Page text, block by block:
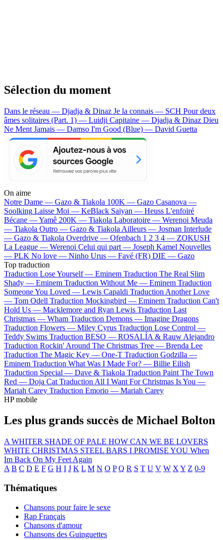
Sélection du moment
Dans le réseau — Djadja & Dinaz Je la connais — SCH Pour deux
âmes solitaires (Part. 1) — Luidji Capitaine — Djadja & Dinaz Dieu
Ne Ment Jamais — Damso I'm Good (Blue) — David Guetta
On aime
Notre Dame — Gazo & Tiakola 100K — Gazo Casanova —
Soolking Laisse Moi — KeBlack Saiyan — Heuss L'enfoiré
Bécane —Yamê 200K — Tiakola Laboratoire — Werenoi Meuda
— Tiakola Outro — Gazo & Tiakola Ailleurs — Josman Interlude
— Gazo & Tiakola Overdrive — Ofenbach 1 2 3 4 — ZOKUSH
La League — Werenoi Celui qui part — Joseph Kamel Nouvelles
— PLK No love — Ninho Urus — Favé (FR) DIE — Gazo
Top traduction
Traduction Lose Yourself — Eminem Traduction The Real Slim
Shady — Eminem Traduction Without Me — Eminem Traduction
Someone You Loved — Lewis Capaldi Traduction Another Love
— Tom Odell Traduction Mockingbird — Eminem Traduction Can't
Hold Us — Macklemore and Ryan Lewis Traduction Last
Christmas — Wham Traduction Demons — Imagine Dragons
Traduction Flowers — Miley Cyrus Traduction Lose Control —
Teddy Swims Traduction BESO — ROSALÍA & Rauw Alejandro
Traduction Rockin' Around The Christmas Tree — Brenda Lee
Traduction The Magic Key — One-T Traduction Godzilla —
Eminem Traduction What Was I Made For? — Billie Eilish
Traduction Special — Dave & Tiakola Traduction Paint The Town
Red — Doja Cat Traduction All I Want For Christmas Is You —
Mariah Carey Traduction Emorio — Mariah Carey
HP mobile
Les plus grands succès de Michael Bolton
A WHITER SHADE OF PALE HOW CAN WE BE LOVERS
WHITE CHRISTMAS STEEL BARS I PROMISE YOU When
Im Back On My Feet Again
A B C D E F G H I J K L M N O P Q R S T U V W X Y Z 0-9
Thématiques
Chansons pour faire le sexe
Rap Français
Chansons d'amour
Chansons des Guinguettes